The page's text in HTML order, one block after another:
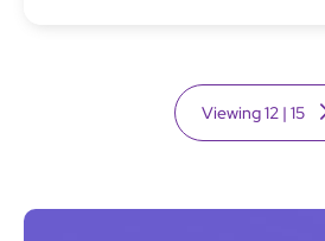
Viewing12 | 15